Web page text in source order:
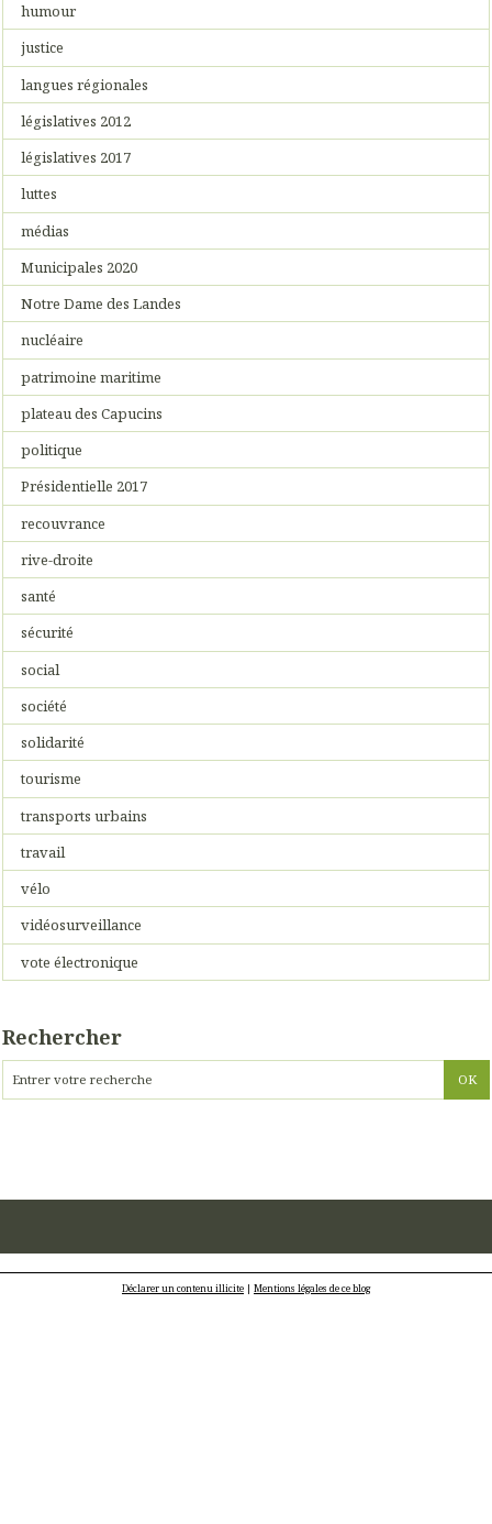
humour
justice
langues régionales
législatives 2012
législatives 2017
luttes
médias
Municipales 2020
Notre Dame des Landes
nucléaire
patrimoine maritime
plateau des Capucins
politique
Présidentielle 2017
recouvrance
rive-droite
santé
sécurité
social
société
solidarité
tourisme
transports urbains
travail
vélo
vidéosurveillance
vote électronique
Rechercher
Déclarer un contenu illicite | Mentions légales de ce blog